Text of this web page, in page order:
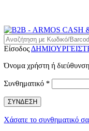
Είσοδος
Όνομα χρήστη ή
Συνθηματικό *
ΣΥΝΔΕΣΗ
Χάσατε το συνθηματικό